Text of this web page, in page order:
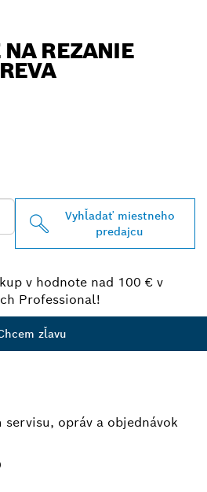
REZANIE
Vyhľadať miestneho
predajcu
v hodnote nad 100 € v
Professional!
zľavu
opráv a objednávok